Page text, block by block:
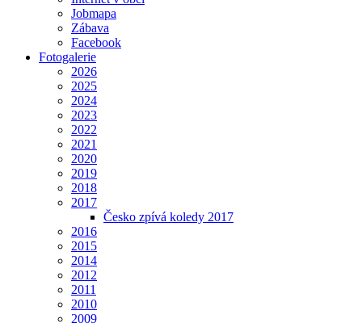
Jobmapa
Zábava
Facebook
Fotogalerie
2026
2025
2024
2023
2022
2021
2020
2019
2018
2017
Česko zpívá koledy 2017
2016
2015
2014
2012
2011
2010
2009